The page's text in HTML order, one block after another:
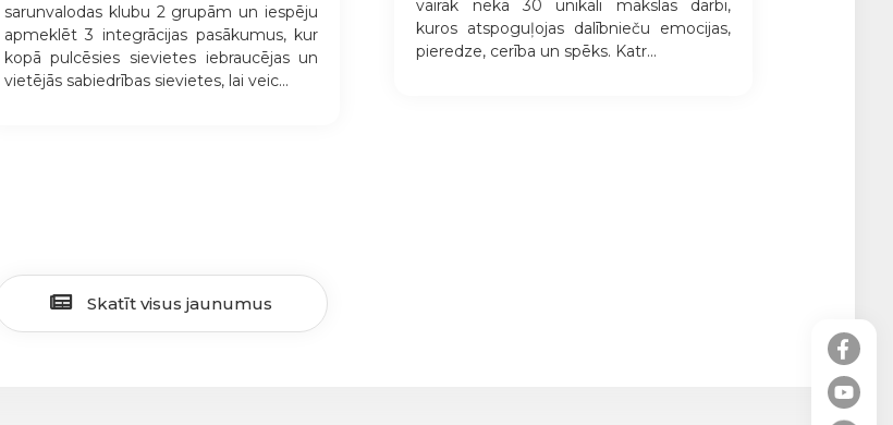
sarunvalodas klubu 2 grupām un iespēju
apmeklēt 3 integrācijas pasākumus, kur
kopā pulcēsies sievietes iebraucējas un
vietējās sabiedrības sievietes, lai veic...
vairāk nekā 30 unikāli mākslas darbi,
kuros atspoguļojas dalībnieču emocijas,
pieredze, cerība un spēks. Katr...
Skatīt visus jaunumus